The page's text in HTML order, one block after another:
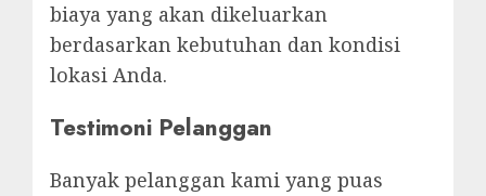
biaya yang akan dikeluarkan
berdasarkan kebutuhan dan kondisi
lokasi Anda.
Testimoni Pelanggan
Banyak pelanggan kami yang puas